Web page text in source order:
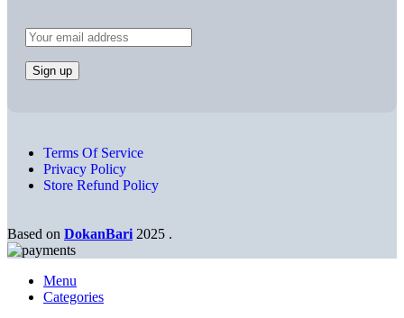
Terms Of Service
Privacy Policy
Store Refund Policy
Based on DokanBari 2025 .
Menu
Categories